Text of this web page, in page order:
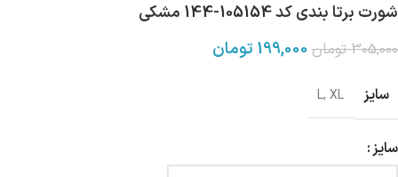
شورت برتا بندی کد 105154-144 مشکی
305,000 تومان 199,000 تومان
سایز L, XL
سایز